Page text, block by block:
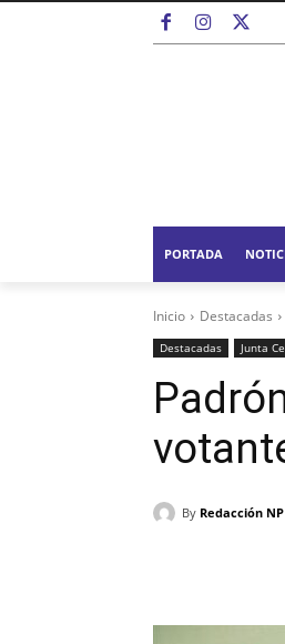
PORTADA
Inicio Destacadas
Destacadas Junta
By Redacción NP